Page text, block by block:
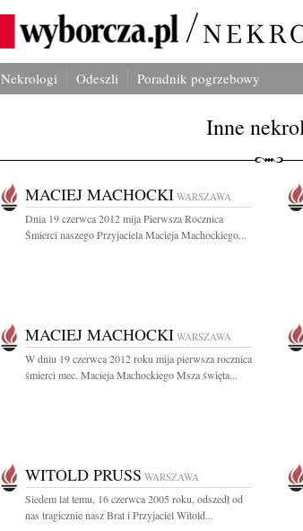
Nekrologi Odeszli Poradnik pogrzebowy
Inne
MACIEJ MACHOCKI WARSZAWA
Dnia 19 czerwca 2012 mija Pierwsza Rocznica
Śmierci naszego Przyjaciela Macieja Machockiego...
MACIEJ MACHOCKI WARSZAWA
W dniu 19 czerwca 2012 roku mija pierwsza rocznica
śmierci mec. Macieja Machockiego Msza święta...
WITOLD PRUSS WARSZAWA
Siedem lat temu, 16 czerwca 2005 roku, odszedł od
nas tragicznie nasz Brat i Przyjaciel Witold...